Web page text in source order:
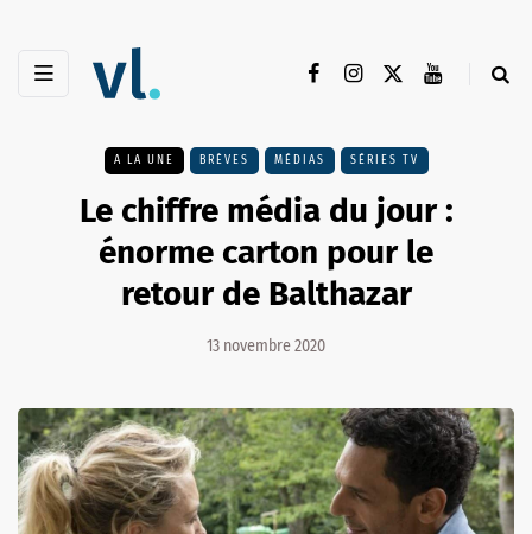
A LA UNE BRÈVES MÉDIAS SÉRIES TV
Le chiffre média du jour :
énorme carton pour le
retour de Balthazar
13 novembre 2020